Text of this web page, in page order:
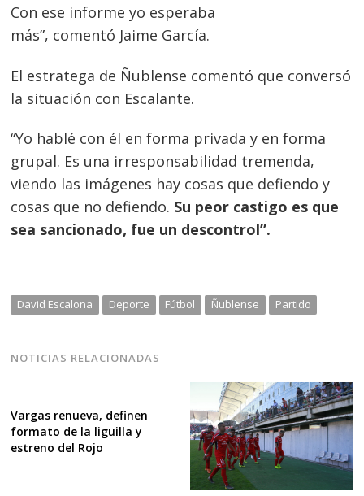
Con ese informe yo esperaba
más”, comentó Jaime García.
El estratega de Ñublense comentó que conversó
la situación con Escalante.
“Yo hablé con él en forma privada y en forma
grupal. Es una irresponsabilidad tremenda,
viendo las imágenes hay cosas que defiendo y
cosas que no defiendo. Su peor castigo es que
sea sancionado, fue un descontrol”.
David Escalona Deporte Fútbol Ñublense Partido
NOTICIAS RELACIONADAS
Vargas renueva, definen
formato de la liguilla y
estreno del Rojo